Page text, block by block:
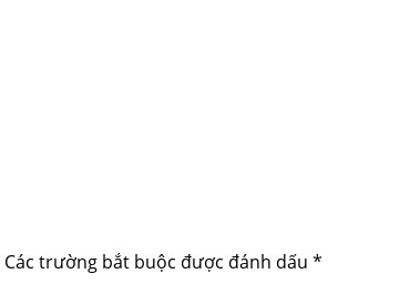
Các trường bắt buộc được đánh dấu *